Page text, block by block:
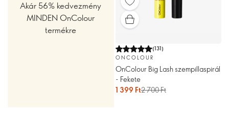
Akár 56% kedvezmény
MINDEN OnColour
termékre
(131)
ONCOLOUR
OnColour Big Lash szempillaspirál
- Fekete
1 399 Ft2 700 Ft